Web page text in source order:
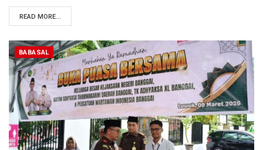
READ MORE...
BABASAL